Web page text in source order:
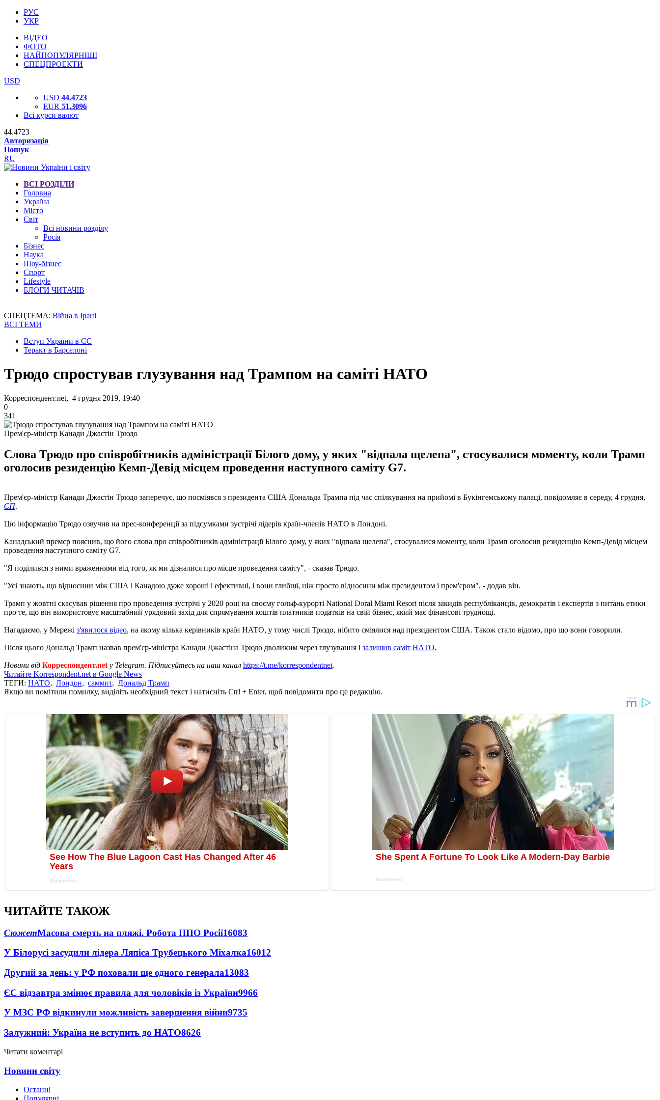
РУС
УКР
ВІДЕО
ФОТО
НАЙПОПУЛЯРНІШІ
СПЕЦПРОЕКТИ
USD
USD 44.4723
EUR 51.3096
Всі курси валют
44.4723
Авторизація
Пошук
RU
ВСІ РОЗДІЛИ
Головна
Україна
Місто
Світ
Всі новини розділу
Росія
Бізнес
Наука
Шоу-бізнес
Спорт
Lifestyle
БЛОГИ ЧИТАЧІВ
СПЕЦТЕМА: Війна в Ірані
ВСІ ТЕМИ
Вступ України в ЄС
Теракт в Барселоні
Трюдо спростував глузування над Трампом на саміті НАТО
Корреспондент.net, 4 грудня 2019, 19:40
0
341
Прем'єр-міністр Канади Джастін Трюдо
Слова Трюдо про співробітників адміністрації Білого дому, у яких "відпала щелепа", стосувалися моменту, коли Трамп
оголосив резиденцію Кемп-Девід місцем проведення наступного саміту G7.
Прем'єр-міністр Канади Джастін Трюдо заперечує, що посміявся з президента США Дональда Трампа під час спілкування на прийомі в Букінгемському палаці, повідомляє в середу, 4 грудня,
ЄП.
Цю інформацію Трюдо озвучив на прес-конференції за підсумками зустрічі лідерів країн-членів НАТО в Лондоні.
Канадський премєр пояснив, що його слова про співробітників адміністрації Білого дому, у яких "відпала щелепа", стосувалися моменту, коли Трамп оголосив резиденцію Кемп-Девід місцем
проведення наступного саміту G7.
"Я поділився з ними враженнями від того, як ми дізналися про місце проведення саміту", - сказав Трюдо.
"Усі знають, що відносини між США і Канадою дуже хороші і ефективні, і вони глибші, ніж просто відносини між президентом і прем'єром", - додав він.
Трамп у жовтні скасував рішення про проведення зустрічі у 2020 році на своєму гольф-курорті National Doral Miami Resort після закидів республіканців, демократів і експертів з питань етики
про те, що він використовує масштабний урядовий захід для спрямування коштів платників податків на свій бізнес, який має фінансові труднощі.
Нагадаємо, у Мережі з'явилося відео, на якому кілька керівників країн НАТО, у тому числі Трюдо, нібито сміялися над президентом США. Також стало відомо, про що вони говорили.
Після цього Дональд Трамп назвав прем'єр-міністра Канади Джастіна Трюдо дволиким через глузування і залишив саміт НАТО.
Новини від Корреспондент.net у Telegram. Підписуйтесь на наш канал https://t.me/korrespondentnet.
Читайте Korrespondent.net в Google News
ТЕГИ: НАТО, Лондон, саммит, Дональд Трамп
Якщо ви помітили помилку, виділіть необхідний текст і натисніть Ctrl + Enter, щоб повідомити про це редакцію.
ЧИТАЙТЕ ТАКОЖ
СюжетМасова смерть на пляжі. Робота ППО Росії16083
У Білорусі засудили лідера Ляпіса Трубецького Міхалка16012
Другий за день: у РФ поховали ще одного генерала13083
ЄС відзавтра змінює правила для чоловіків із України9966
У МЗС РФ відкинули можливість завершення війни9735
Залужний: Україна не вступить до НАТО8626
Читати коментарі
Новини світу
Останні